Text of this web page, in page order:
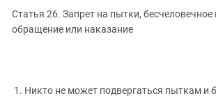
Статья 26. Запрет на пытки,
обращение или наказание
1. Никто не может подвергаться пыткам и